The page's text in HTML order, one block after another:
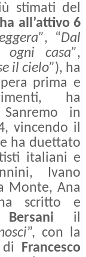
stimati del
ha all’attivo 6
, “Dal
ogni casa”,
il cielo”), ha
prima e
ha
in
vincendo il
ha duettato
italiani e
Ivano
Monte, Ana
scritto e
il
”, con la
di
Francesco